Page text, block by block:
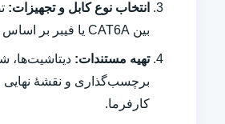
انتخاب نوع کابل و تجهیزات:
بین CAT6A یا فیبر بر اساس بودجه و نیاز.
تهیه مستندات: دیتاشیت‌ها،
برچسب‌گذاری و نقشهٔ نهایی
کارفرما.